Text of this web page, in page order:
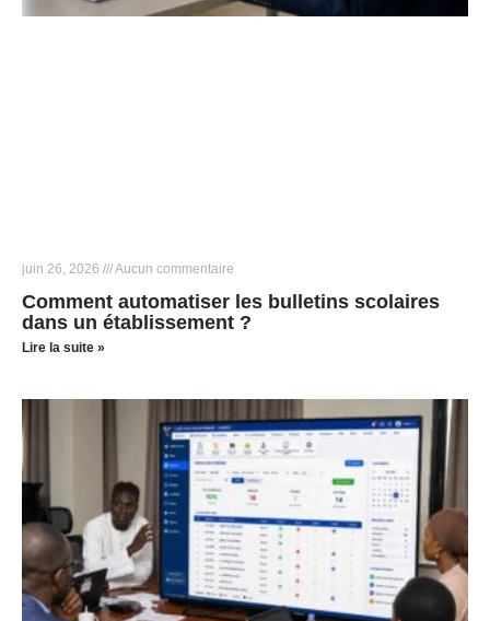
juin 26, 2026 Aucun commentaire
Comment automatiser les bulletins scolaires
dans un établissement ?
Lire la suite »